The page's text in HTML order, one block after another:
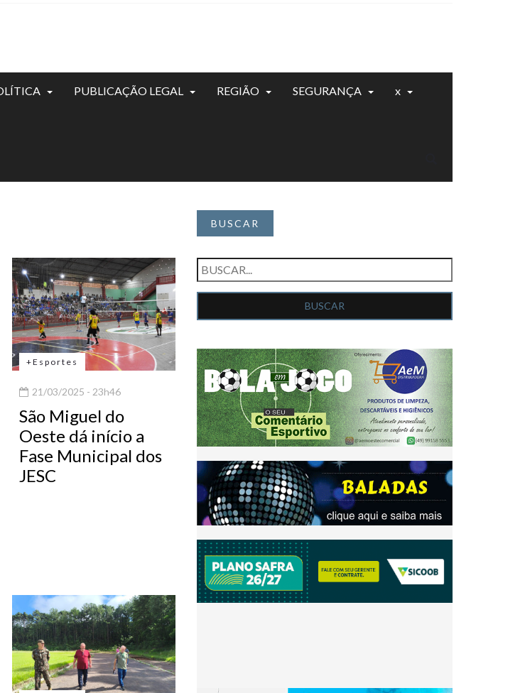
PUBLICAÇÃO LEGAL REGIÃO SEGURANÇA x
+Esportes
21/03/2025 - 23h46
São Miguel do
Oeste dá início a
Fase Municipal dos
JESC
BUSCAR